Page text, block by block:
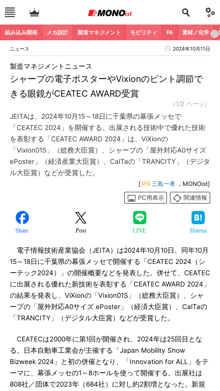
組み込み開発 メカ設計 製造マネジメント モビリティ FA 素材／化学
ニュース 2024年10月11日
シャープの電子ポスターやVixionのピント調節で
きる眼鏡がCEATEC AWARD受賞
製造マネジメントニュース
（1/2 ページ）
JEITAは、2024年10月15～18日に千葉県の幕張メッセで
「CEATEC 2024」を開催する。出展される技術中で優れた技術
を表彰する「CEATEC AWARD 2024」は、ViXionの
「Vixion01S」（総務大臣賞）、シャープの「屋外対応A0サイズ
ePoster」（経済産業大臣賞）、CalTaの「TRANCITY」（デジタ
ル大臣賞）などが受賞した。
[ 三島一孝 ，MONOist]
PC用表示
関連情報
Share Post LINE Hatena
電子情報技術産業協会（JEITA）は2024年10月10日、同年10月
15～18日に千葉県の幕張メッセで開催する「CEATEC 2024（シ
ーテック2024）」の開催概要などを発表した。併せて、CEATEC
に出展される優れた新技術を表彰する「CEATEC AWARD 2024」
の結果を発表し、ViXionの「Vixion01S」（総務大臣賞）、シャ
ープの「屋外対応A0サイズ ePoster」（経済大臣賞）、CalTaの
「TRANCITY」（デジタル大臣賞）などが受賞した。
CEATECは2000年に第1回が開催され、2024年は25回目とな
る。日本自動車工業会が主催する「Japan Mobility Show
Bizweek 2024」と初の併催となり、「Innovation for ALL」をテ
ーマに、幕張メッセの1～8ホールを使って開催する。出展社は
808社／団体で2023年（684社）に対し約2割増となった。新規